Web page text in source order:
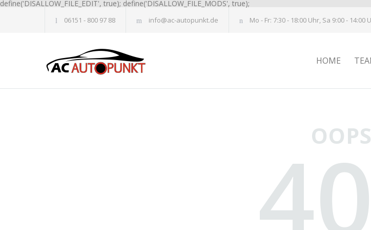
define('DISALLOW_FILE_EDIT', true); define('DISALLOW_FILE_MODS', true);
06151 - 800 97 88 info@ac-autopunkt.de Mo - Fr: 7:30 - 18:00 Uhr, Sa 9:00 - 14:00
HOME